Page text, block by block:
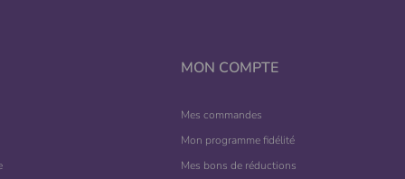
MON COMPTE
Mes commandes
Mon programme fidélité
Mes bons de réductions